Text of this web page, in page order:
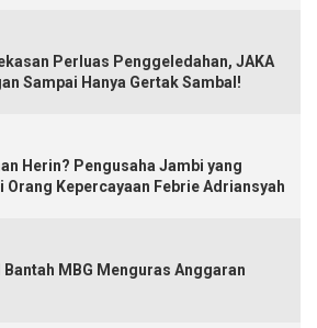
Perluas Penggeledahan, JAKA
Sampai Hanya Gertak Sambal!
Herin? Pengusaha Jambi yang
Orang Kepercayaan Febrie Adriansyah
Bantah MBG Menguras Anggaran